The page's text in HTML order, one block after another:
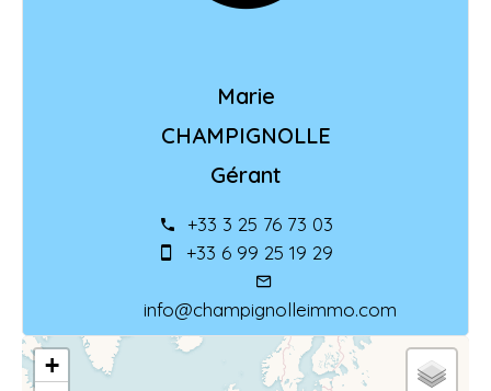
Marie
CHAMPIGNOLLE
Gérant
+33 3 25 76 73 03
+33 6 99 25 19 29
info@champignolleimmo.com
+